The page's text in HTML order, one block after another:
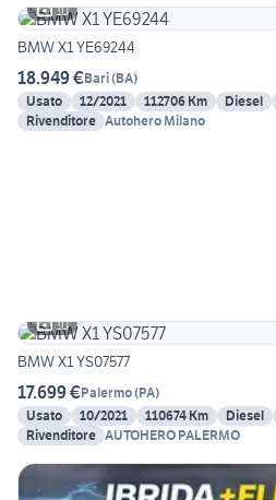
10
BMW X1 YE69244
18.949 €Bari(BA)
Usato
12/2021 112706 Km Diesel
Rivenditore Autohero Milano
10
BMW X1 YS07577
17.699 €Palermo(PA)
Usato
10/2021 110674 Km Diesel
Rivenditore AUTOHERO PALERMO